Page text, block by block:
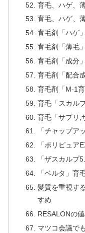
育毛、ハゲ、
育毛、ハゲ、
育毛剤「ハゲ
育毛剤「薄毛
育毛剤「成分
育毛剤「配合
育毛剤「M-1
育毛「スカル
育毛「サプリ,
「チャップア
「ポリピュア
「ザスカルプ
「ベルタ」育
髪質を重視す
すめ
RESALONの
マツコ会議で